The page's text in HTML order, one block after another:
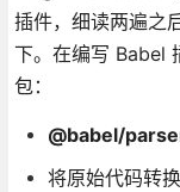
插件，细读两遍之
下。在编写 Babel
包：
@babel/
将原始代码转